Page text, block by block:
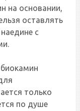
на основании,
оставлять
с
только
по душе